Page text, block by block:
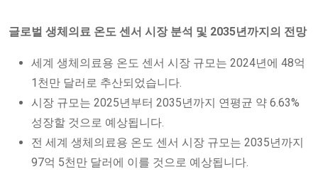
글로벌 생체의료 온도 센서 시장 분석 및 2035년까지의 전망
세계 생체의료용 온도 센서 시장 규모는 2024년에 48억
1천만 달러로 추산되었습니다.
시장 규모는 2025년부터 2035년까지 연평균 약 6.63%
성장할 것으로 예상됩니다.
전 세계 생체의료용 온도 센서 시장 규모는 2035년까지
97억 5천만 달러에 이를 것으로 예상됩니다.